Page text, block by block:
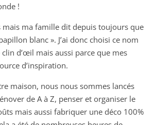
!
mais ma famille dit depuis toujours que
blanc ». J’ai donc choisi ce nom
d’œil mais aussi parce que mes
d’inspiration.
maison, nous nous sommes lancés
de A à Z, penser et organiser le
mais aussi fabriquer une déco 100%